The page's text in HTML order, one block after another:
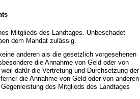
Mitglieds des Landtages. Unbeschadet
dem Mandat zulässig.
anderen als die gesetzlich vorgesehenen
die Annahme von Geld oder von
dafür die Vertretung und Durchsetzung der
die Annahme von Geld oder von anderen
des Mitglieds des Landtages